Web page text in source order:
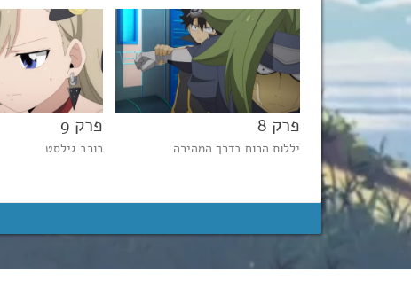
השדים
פרק 8
יללות הרוח בדרך המהירה
פרק 9
כוכב גילסט